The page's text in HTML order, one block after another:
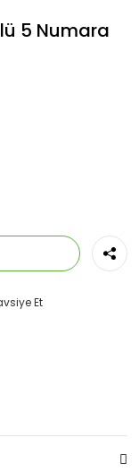
5 Numara
Et